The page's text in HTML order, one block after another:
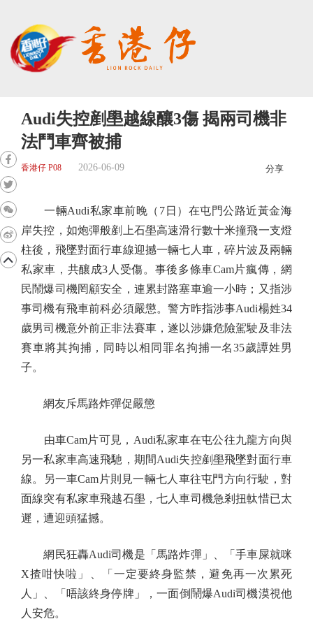
Audi失控剷壆越線釀3傷 揭兩司機非
法鬥車齊被捕
香港仔 P08 2026-06-09 分享
一輛Audi私家車前晚（7日）在屯門公路近黃金海
岸失控，如炮彈般剷上石壆高速滑行數十米撞飛一支燈
柱後，飛墜對面行車線迎撼一輛七人車，碎片波及兩輛
私家車，共釀成3人受傷。事後多條車Cam片瘋傳，網
民鬧爆司機罔顧安全，連累封路塞車逾一小時；又指涉
事司機有飛車前科必須嚴懲。警方昨指涉事Audi楊姓34
歲男司機意外前正非法賽車，遂以涉嫌危險駕駛及非法
賽車將其拘捕，同時以相同罪名拘捕一名35歲譚姓男
子。
網友斥馬路炸彈促嚴懲
由車Cam片可見，Audi私家車在屯公往九龍方向與
另一私家車高速飛馳，期間Audi失控剷壆飛墜對面行車
線。另一車Cam片則見一輛七人車往屯門方向行駛，對
面線突有私家車飛越石壆，七人車司機急剎扭軚惜已太
遲，遭迎頭猛撼。
網民狂轟Audi司機是「馬路炸彈」、「手車屎就咪
X揸咁快啦」、「一定要終身監禁，避免再一次累死
人」、「唔該終身停牌」，一面倒鬧爆Audi司機漠視他
人安危。